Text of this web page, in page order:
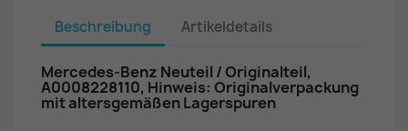
Beschreibung Artikeldetails
Mercedes-Benz Neuteil / Originalteil,
A0008228110, Hinweis: Originalverpackung
mit altersgemäßen Lagerspuren